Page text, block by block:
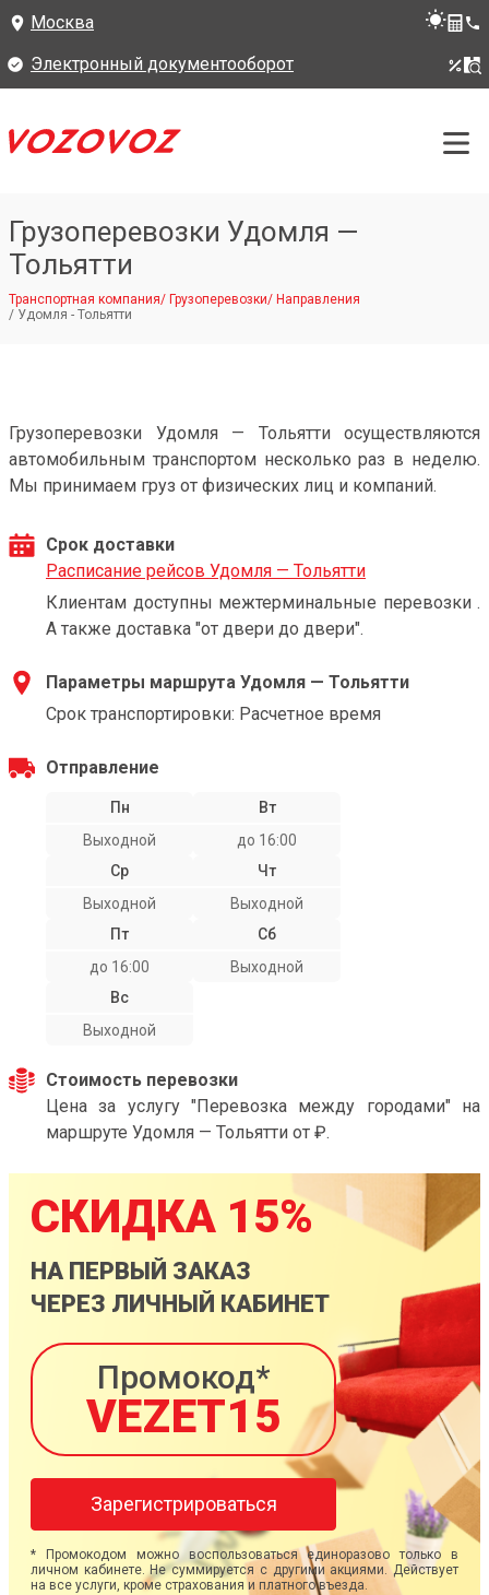
Москва
Электронный документооборот
Грузоперевозки Удомля —
Тольятти
Транспортная компания/ Грузоперевозки/ Направления
/ Удомля - Тольятти
Грузоперевозки Удомля — Тольятти осуществляются
автомобильным транспортом несколько раз в неделю.
Мы принимаем груз от физических лиц и компаний.
Срок доставки
Расписание рейсов Удомля — Тольятти
Клиентам доступны межтерминальные перевозки .
А также доставка "от двери до двери".
Параметры маршрута Удомля — Тольятти
Срок транспортировки: Расчетное время
Отправление
Пн
Выходной
Вт
до 16:00
Ср
Выходной
Чт
Выходной
Пт
до 16:00
Сб
Выходной
Вс
Выходной
Стоимость перевозки
Цена за услугу "Перевозка между городами" на
маршруте Удомля — Тольятти от ₽.
СКИДКА 15%
НА ПЕРВЫЙ ЗАКАЗ
ЧЕРЕЗ ЛИЧНЫЙ КАБИНЕТ
Промокод*
VEZET15
Зарегистрироваться
* Промокодом можно воспользоваться единоразово только в
личном кабинете. Не суммируется с другими акциями. Действует
на все услуги, кроме страхования и платного въезда.